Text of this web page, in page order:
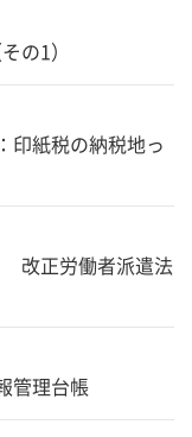
の1）
紙税の納税地っ
改正労働者派遣法
管理台帳